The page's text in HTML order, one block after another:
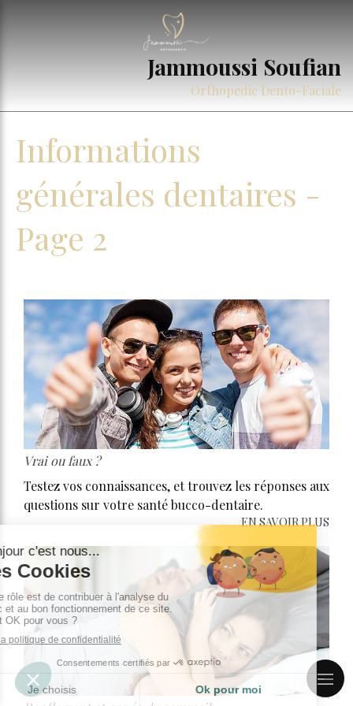
Jammoussi Soufian
Orthopedie Dento-Faciale
Informations
générales dentaires -
Page 2
Vrai ou faux ?
Testez vos connaissances, et trouvez les réponses aux
questions sur votre santé bucco-dentaire.
EN SAVOIR PLUS